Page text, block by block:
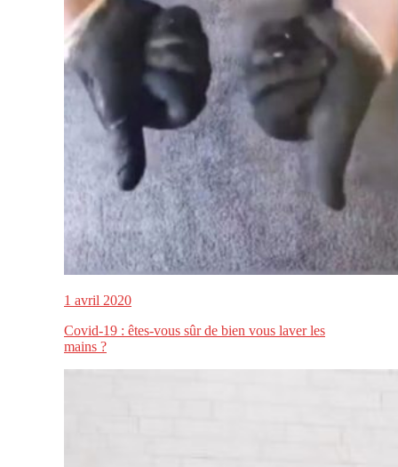
1 avril 2020
Covid-19 : êtes-vous sûr de bien vous laver les
mains ?